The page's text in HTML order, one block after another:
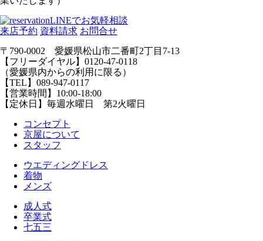
LINEでお気軽相談
来店予約 資料請求 お問合せ
〒790-0002 愛媛県松山市二番町2丁目7-13
【フリーダイヤル】0120-47-0118
（愛媛県内からの利用に限る）
【TEL】089-947-0117
【営業時間】10:00-18:00
【定休日】毎週水曜日 第2火曜日
コンセプト
京屋について
スタッフ
ウエディングドレス
着物
メンズ
成人式
卒業式
七五三